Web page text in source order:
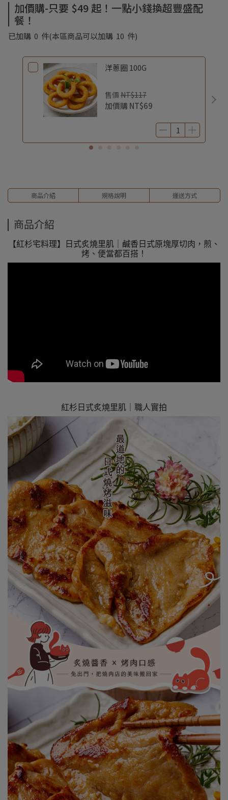
加價購-只要 $49 起！一點小錢換超豐盛配
餐！
已加購 0 件(本區商品可以加購 10 件)
洋蔥圈 100G
售價 NT$117
加價購 NT$69
商品介紹 規格說明 運送方式
商品介紹
【紅杉宅料理】日式炙燒里肌｜鹹香日式原塊厚切肉，煎、
烤、便當都百搭！
紅杉日式炙燒里肌｜職人實拍